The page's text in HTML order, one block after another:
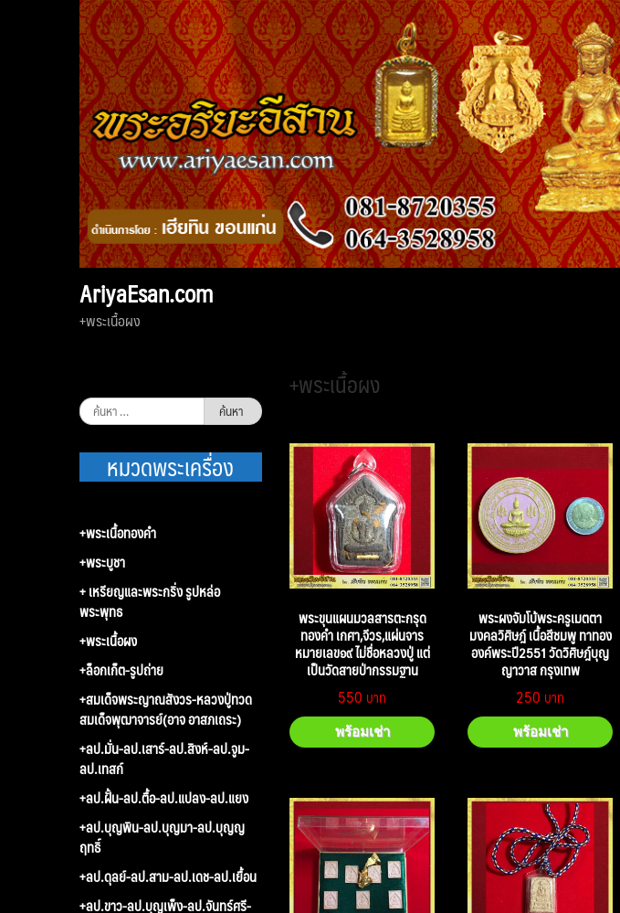
AriyaEsan.com
+พระเนื้อผง
+พระเนื้อผง
พระขุนแผนมวลสารตะกรุด
ทองคำ เกศา,จีวร,แผ่นจาร
หมายเลข๑๙ ไม่ชื่อหลวงปู่ แต่
เป็นวัดสายป่ากรรมฐาน
550
พร้อมเช่า
พระผงจัมโบ้พระครูเมตตา
มงคลวิศิษฎ์ เนื้อสีชมพู ทาทอง
องค์พระปี2551 วัดวิศิษฎ์บุญ
ญาวาส กรุงเทพ
250
พร้อมเช่า
ค้นหา
สำหรับ:
หมวดพระเครื่อง
+พระเนื้อทองคำ
+พระบูชา
+ เหรียญและพระกริ่ง รูปหล่อ
พระพุทธ
+พระเนื้อผง
+ล็อกเก็ต-รูปถ่าย
+สมเด็จพระญาณสังวร-หลวงปู่ทวด
สมเด็จพุฒาจารย์(อาจ อาสภเถระ)
+ลป.มั่น-ลป.เสาร์-ลป.สิงห์-ลป.จูม-
ลป.เทสก์
+ลป.ฝั้น-ลป.ตื้อ-ลป.แปลง-ลป.แยง
+ลป.บุญพิน-ลป.บุญมา-ลป.บุญญ
ฤทธิ์
+ลป.ดุลย์-ลป.สาม-ลป.เดช-ลป.เยื้อน
+ลป.ขาว-ลป.บุญเพ็ง-ลป.จันทร์ศรี-